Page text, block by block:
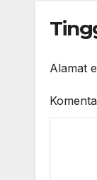
Alamat